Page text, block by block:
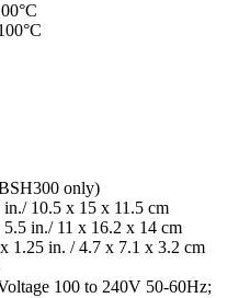
only)
10.5 x 15 x 11.5 cm
in./ 11 x 16.2 x 14 cm
1.25 in. / 4.7 x 7.1 x 3.2 cm
100 to 240V 50-60Hz;